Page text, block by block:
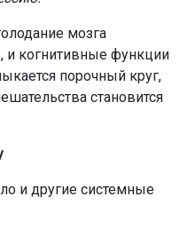
мозга
и когнитивные функции
порочный круг,
становится
и другие системные